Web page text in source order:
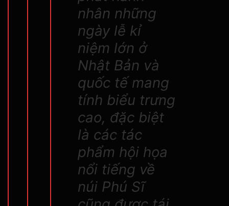
nhân những
ngày lễ kỉ
niệm lớn ở
Nhật Bản và
quốc tế mang
tính biểu trưng
cao, đặc biệt
là các tác
phẩm hội họa
nổi tiếng về
núi Phú Sĩ